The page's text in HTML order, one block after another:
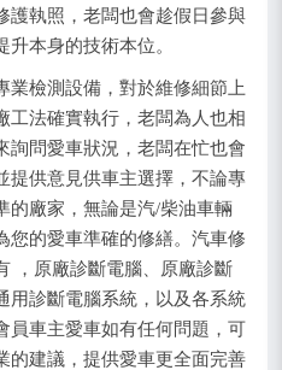
護執照，老闆也會趁假日參與
本身的技術本位。
業檢測設備，對於維修細節上
工法確實執行，老闆為人也相
詢問愛車狀況，老闆在忙也會
提供意見供車主選擇，不論專
的廠家，無論是汽/柴油車輛
您的愛車準確的修繕。汽車修
，原廠診斷電腦、原廠診斷
用診斷電腦系統，以及各系統
員車主愛車如有任何問題，可
的建議，提供愛車更全面完善